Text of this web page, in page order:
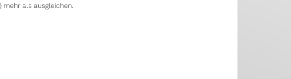
mehr als ausgleichen.